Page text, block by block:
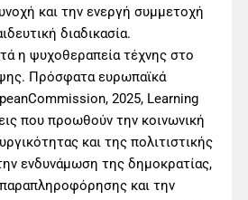
και την ενεργή συμμετοχή
διαδικασία.
η ψυχοθεραπεία τέχνης στο
Πρόσφατα ευρωπαϊκά
2025, Learning
που προωθούν την κοινωνική
και της πολιτιστικής
ενδυνάμωση της δημοκρατίας,
και την